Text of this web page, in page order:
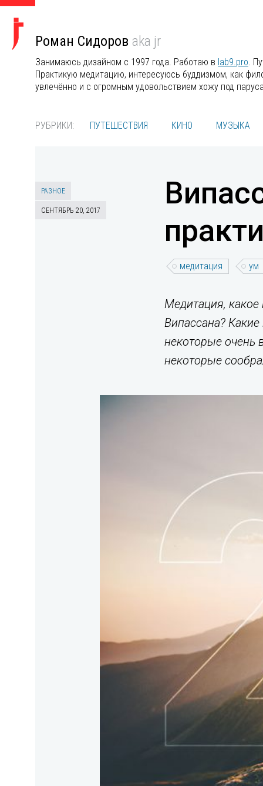
Роман Сидоров aka jr
Занимаюсь дизайном с 1997 года. Работаю в lab9.pro.
Практикую медитацию, интересуюсь буддизмом, как
увлечённо и с огромным удовольствием хожу под
РУБРИКИ: ПУТЕШЕСТВИЯ КИНО МУЗЫКА
РАЗНОЕ
СЕНТЯБРЬ 20, 2017
медитация ум
Медитация, какое
Випассана?
некоторые очень
некоторые